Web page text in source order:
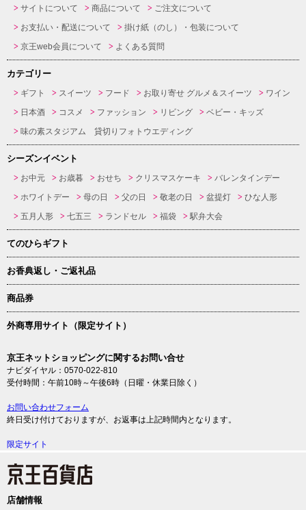
サイトについて 商品について
ご注文について
お支払い・配送について
掛け紙（のし）・包装について
京王web会員について
よくある質問
カテゴリー
ギフト スイーツ フード お取り寄せ グルメ＆スイーツ
ワイン
日本酒
コスメ ファッション リビング
ベビー・キッズ
味の素スタジアム 貸切りフォトウエディング
シーズンイベント
お中元 お歳暮 おせち クリスマスケーキ
バレンタインデー
ホワイトデー
母の日 父の日 敬老の日 盆提灯
ひな人形
五月人形
七五三 ランドセル 福袋 駅弁大会
てのひらギフト
お香典返し・ご返礼品
商品券
外商専用サイト（限定サイト）
京王ネットショッピングに関するお問い合せ
ナビダイヤル：0570-022-810
受付時間：午前10時～午後6時（日曜・休業日除く）
お問い合わせフォーム
終日受け付けておりますが、お返事は上記時間内となります。
限定サイト
店舗情報